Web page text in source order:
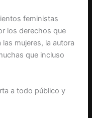
feministas
los derechos que
mujeres, la autora
que incluso
a todo público y